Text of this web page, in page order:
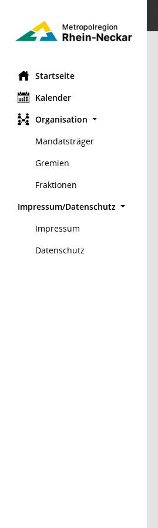
Startseite
Kalender
Organisation
Mandatsträger
Gremien
Fraktionen
Impressum/Datenschutz
Impressum
Datenschutz